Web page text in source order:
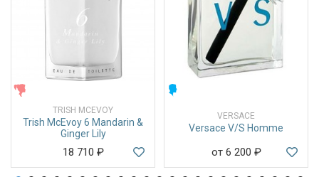
TRISH MCEVOY
Trish McEvoy 6 Mandarin &
Ginger Lily
18 710 ₽
VERSACE
Versace V/S Homme
от 6 200 ₽